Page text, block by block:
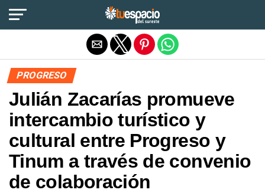
PROGRESO
Julián Zacarías promueve
intercambio turístico y
cultural entre Progreso y
Tinum a través de convenio
de colaboración
Salir de la versión móvil